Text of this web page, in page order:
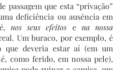
passagem que esta “privação”
deficiência ou ausência em
nos seus efeitos e na nossa
Um buraco, por exemplo, é
que deveria estar aí (em um
como ferido, em nossa pele),